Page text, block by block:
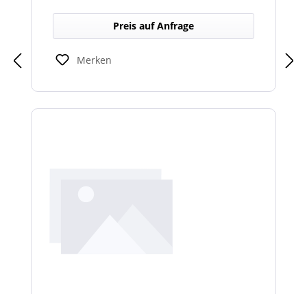
Dachträger, die in Richtung Heck gezielte
Warnsignale abgeben. Sie verbessern die
Sicht- und Hörbarkeit von Warnhinweisen
für den rückwärtigen Bereich und erhöhen
so die Sicherheit bei Rangier- oder
Preis auf Anfrage
Merken